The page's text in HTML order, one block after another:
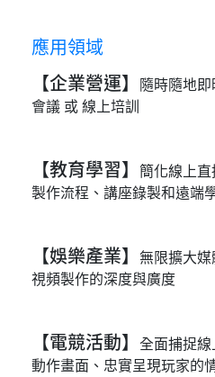
應用領域
【企業營運】 隨時隨地
會議 或 線上培訓
【教育學習】 簡化線上
製作流程、講座錄製和遠端
【娛樂產業】 無限擴大
視頻製作的深度與廣度
【電競活動】 全面捕捉
動作畫面、忠實呈現玩家的